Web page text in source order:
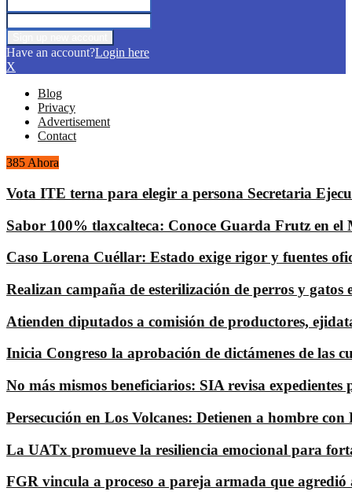
Have an account?Login here
X
Blog
Privacy
Advertisement
Contact
385 Ahora
Vota ITE terna para elegir a persona Secretaria
Sabor 100% tlaxcalteca: Conoce Guarda Frutz en el
Caso Lorena Cuéllar: Estado exige rigor y fuentes
Realizan campaña de esterilización de perros y
Atienden diputados a comisión de productores,
Inicia Congreso la aprobación de dictámenes de las
No más mismos beneficiarios: SIA revisa
Persecución en Los Volcanes: Detienen a hombre
La UATx promueve la resiliencia emocional para
FGR vincula a proceso a pareja armada que agredió